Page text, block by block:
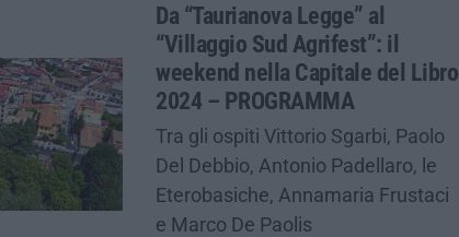
Da “Taurianova Legge” al
“Villaggio Sud Agrifest”: il
weekend nella Capitale del Libro
2024 – PROGRAMMA
Tra gli ospiti Vittorio Sgarbi, Paolo
Del Debbio, Antonio Padellaro, le
Eterobasiche, Annamaria Frustaci
e Marco De Paolis